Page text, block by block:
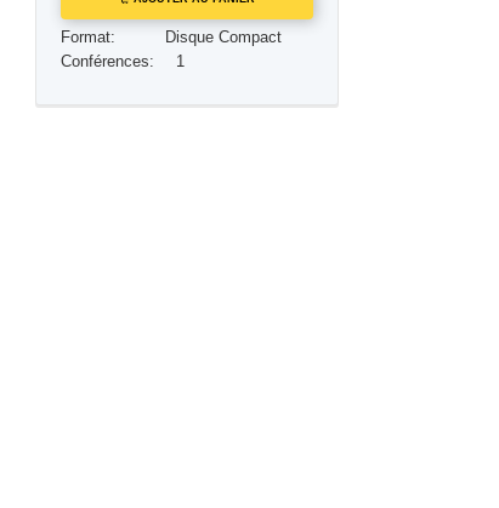
Réponses aux drogues
Format:
Disque Compact
Conférences:
1